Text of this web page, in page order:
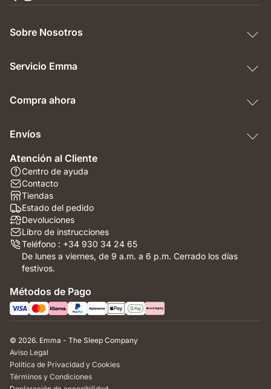
Sobre Nosotros
Servicio Emma
Compra ahora
Envíos
Atención al Cliente
Centro de ayuda
Contacto
Tiendas
Estado del pedido
Devoluciones
Libro de instrucciones
Teléfono : +34 930 34 24 65
De lunes a viernes, de 9 a.m. a 6 p.m. Cerrado los días
festivos.
Métodos de Pago
© 2026. Emma - The Sleep Company
Aviso Legal
Política de Privacidad y Cookies
Términos y Condiciones